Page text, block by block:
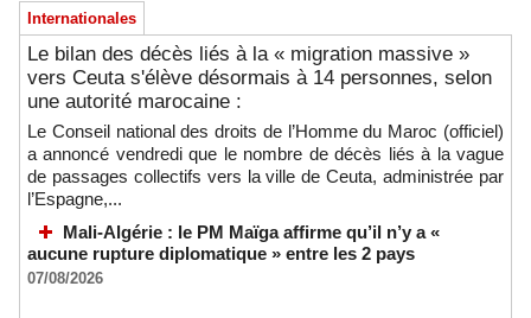
Internationales
Le bilan des décès liés à la « migration massive »
vers Ceuta s'élève désormais à 14 personnes, selon
une autorité marocaine :
Le Conseil national des droits de l’Homme du Maroc (officiel)
a annoncé vendredi que le nombre de décès liés à la vague
de passages collectifs vers la ville de Ceuta, administrée par
l’Espagne,...
Mali-Algérie : le PM Maïga affirme qu’il n’y a «
aucune rupture diplomatique » entre les 2 pays
07/08/2026